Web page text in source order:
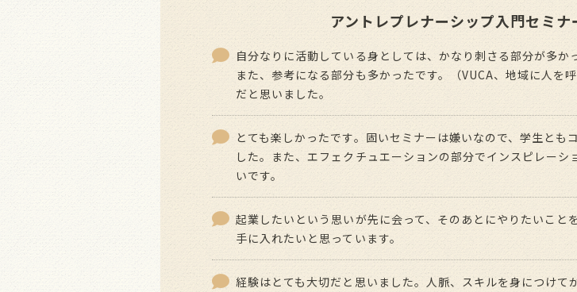
アントレプレナーシップ入門セミ
自分なりに活動している身としては、かなり刺さる部分が多か
また、参考になる部分も多かったです。（VUCA、地域に人を
だと思いました。
とても楽しかったです。固いセミナーは嫌いなので、学生と
した。また、エフェクチュエーションの部分でインスピレー
いです。
起業したいという思いが先に会って、そのあとにやりたいこと
手に入れたいと思っています。
経験はとても大切だと思いました。人脈、スキルを身につけ